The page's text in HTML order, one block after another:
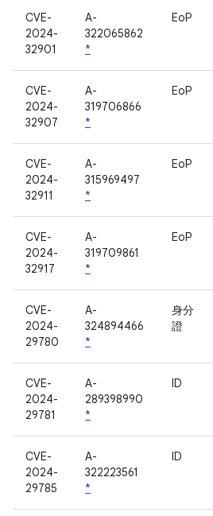
CVE-
2024-
32901
A-
322065862
*
EoP
CVE-
2024-
32907
A-
319706866
*
EoP
CVE-
2024-
32911
A-
315969497
*
EoP
CVE-
2024-
32917
A-
319709861
*
EoP
CVE-
2024-
29780
A-
324894466
*
身分
證
CVE-
2024-
29781
A-
289398990
*
ID
CVE-
2024-
29785
A-
322223561
*
ID